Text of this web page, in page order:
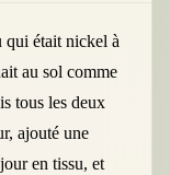
qui était nickel à
au sol comme
tous les deux
ajouté une
en tissu, et